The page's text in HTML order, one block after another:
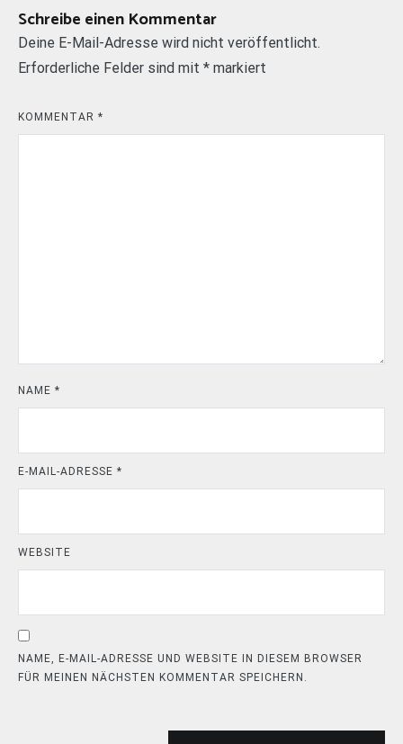
Schreibe einen Kommentar
Deine E-Mail-Adresse wird nicht veröffentlicht.
Erforderliche Felder sind mit * markiert
KOMMENTAR *
NAME *
E-MAIL-ADRESSE *
WEBSITE
NAME, E-MAIL-ADRESSE UND WEBSITE IN DIESEM BROWSER
FÜR MEINEN NÄCHSTEN KOMMENTAR SPEICHERN.